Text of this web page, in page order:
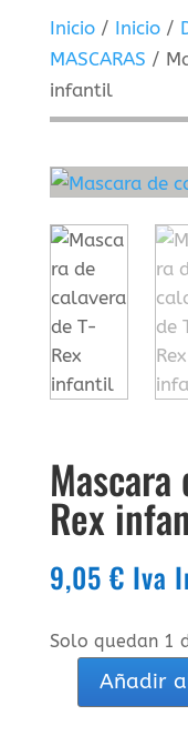
Inicio/ Inicio/
MASCARAS /
infantil
Rex
9,05 € Iva
Solo quedan 1
Añadir